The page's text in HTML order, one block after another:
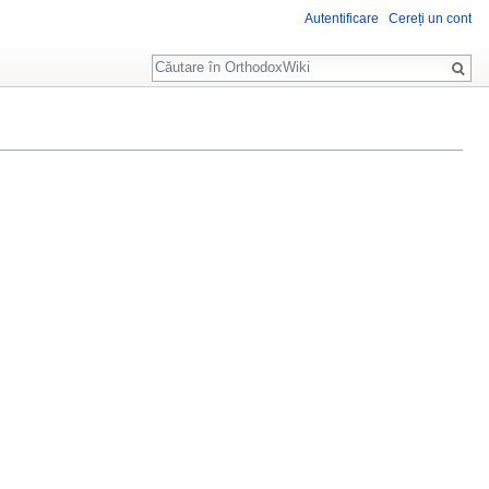
Autentificare Cereți un cont
Căutare